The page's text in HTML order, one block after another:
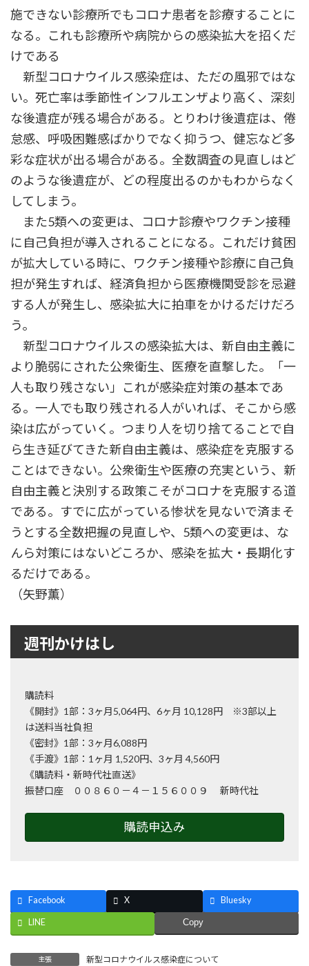
施できない診療所でもコロナ患者を診療することに
なる。これも診療所や病院からの感染拡大を招くだ
けである
新型コロナウイルス感染症は、ただの風邪ではな
い。死亡率は季節性インフルエンザより高く、深刻
な後遺症が残る場合がある。とりわけ後遺症は、倦
怠感、呼吸困難感ばかりでなく抑うつ、健忘など多
彩な症状が出る場合がある。全数調査の見直しはど
のような後遺症が、どの程度出るのかもわからなく
してしまう。
また5類への変更は、コロナ診療やワクチン接種
に自己負担が導入されることになる。これだけ貧困
が拡大している時に、ワクチン接種や診療に自己負
担が発生すれば、経済負担から医療機関受診を忌避
する人が発生し、感染拡大に拍車をかけるだけだろ
う。
新型コロナウイルスの感染拡大は、新自由主義に
より脆弱にされた公衆衛生、医療を直撃した。「一
人も取り残さない」これが感染症対策の基本であ
る。一人でも取り残される人がいれば、そこから感
染は広がっていく。つまり人を切り捨てることで自
ら生き延びてきた新自由主義は、感染症を克服する
ことはできない。公衆衛生や医療の充実という、新
自由主義と決別する政策こそがコロナを克服する道
である。すでに広がっている惨状を見ないで済まそ
うとする全数把握の見直しや、5類への変更は、な
んら対策にはないどころか、感染を拡大・長期化す
るだけである。
（矢野薫）
週刊かけはし
購読料
《開封》1部：3ヶ月5,064円、6ヶ月 10,128円 ※3部以上
は送料当社負担
《密封》1部：3ヶ月6,088円
《手渡》1部：1ヶ月 1,520円、3ヶ月 4,560円
《購読料・新時代社直送》
振替口座 ００８６０－４－１５６００９ 新時代社
購読申込み
Facebook X Bluesky
LINE Copy
主張 新型コロナウイルス感染症について